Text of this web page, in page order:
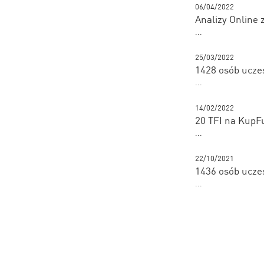
06/04/2022
Analizy Online
...
25/03/2022
1428 osób
...
14/02/2022
20 TFI na
...
22/10/2021
1436 osób
...